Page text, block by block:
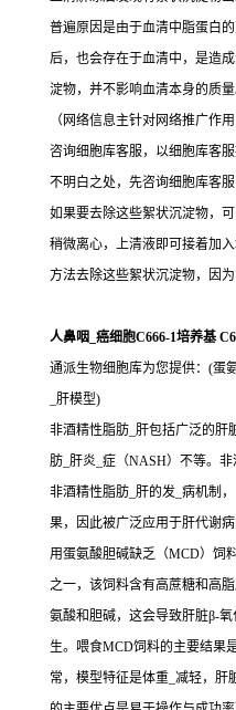
普遍原因是由于血清中脂蛋白
后，也会存在于血清中，是造
淀物，并不影响血清本身的质量
（网络信息主针对网络推广作
咨询细胞库客服，以细胞库客
不明白之处，先咨询细胞库客
如果要去除这些絮状沉淀物，
稍微离心，上清液即可接着加
方法去除这些絮状沉淀物，因
人鼻咽_癌细胞C666-1培养基
通派生物细胞库为您提供：(蛋
_肝模型)
非酒精性脂肪_肝包括广泛的肝
肪_肝炎_症（NASH）不等。
非酒精性脂肪_肝的发_病机制
果，因此被广泛应用于肝代谢病
用蛋氨酸胆碱缺乏（MCD）饲
之一，该饲料含有高蔗糖和高
氨酸和胆碱，这会导致肝脏β-
生。喂食MCD饲料的主要结果
常，模型特征是体重_减轻，肝